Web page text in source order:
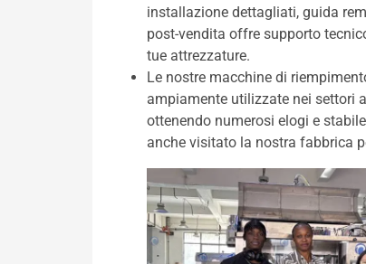
installazione dettagliati, guida
post-vendita offre supporto
tue attrezzature.
Le nostre macchine di
ampiamente utilizzate nei settori
ottenendo numerosi elogi e
anche visitato la nostra fabbrica